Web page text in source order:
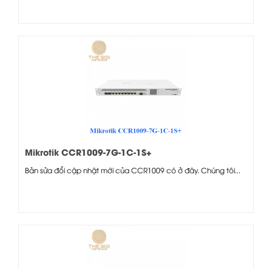
Mikrotik CCR1009-7G-1C-1S+
Bản sửa đổi cập nhật mới của CCR1009 có ở đây. Chúng tôi...